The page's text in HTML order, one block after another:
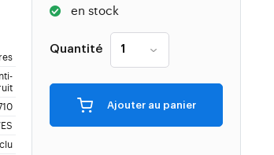
en stock
Quantité
Ajouter au panier